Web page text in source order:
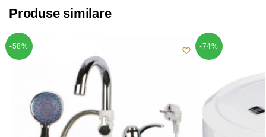
Produse similare
-58% -74%